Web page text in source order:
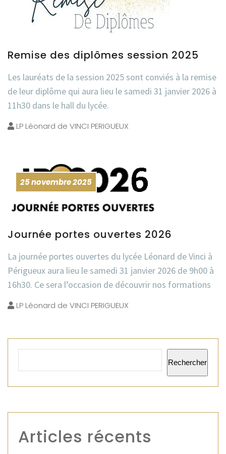
Remise des diplômes session 2025
Les lauréats de la session 2025 sont conviés à la remise
de leur diplôme qui aura lieu le samedi 31 janvier 2026 à
11h30 dans le hall du lycée.
LP Léonard de VINCI PERIGUEUX
25 novembre 2025
Journée portes ouvertes 2026
La journée portes ouvertes du lycée Léonard de Vinci à
Périgueux aura lieu le samedi 31 janvier 2026 de 9h00 à
16h30. Ce sera l’occasion de découvrir nos formations
LP Léonard de VINCI PERIGUEUX
Rechercher
Articles récents